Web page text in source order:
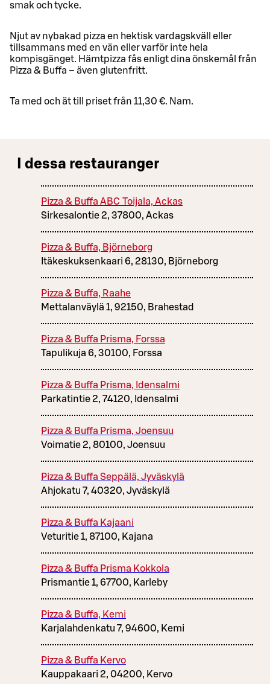
smak och tycke.
Njut av nybakad pizza en hektisk vardagskväll eller
tillsammans med en vän eller varför inte hela
kompisgänget. Hämtpizza fås enligt dina önskemål från
Pizza & Buffa – även glutenfritt.
Ta med och ät till priset från 11,30 €. Nam.
I dessa restauranger
Pizza & Buffa ABC Toijala, Ackas
Sirkesalontie 2, 37800, Ackas
Pizza & Buffa, Björneborg
Itäkeskuksenkaari 6, 28130, Björneborg
Pizza & Buffa, Raahe
Mettalanväylä 1, 92150, Brahestad
Pizza & Buffa Prisma, Forssa
Tapulikuja 6, 30100, Forssa
Pizza & Buffa Prisma, Idensalmi
Parkatintie 2, 74120, Idensalmi
Pizza & Buffa Prisma, Joensuu
Voimatie 2, 80100, Joensuu
Pizza & Buffa Seppälä, Jyväskylä
Ahjokatu 7, 40320, Jyväskylä
Pizza & Buffa Kajaani
Veturitie 1, 87100, Kajana
Pizza & Buffa Prisma Kokkola
Prismantie 1, 67700, Karleby
Pizza & Buffa, Kemi
Karjalahdenkatu 7, 94600, Kemi
Pizza & Buffa Kervo
Kauppakaari 2, 04200, Kervo